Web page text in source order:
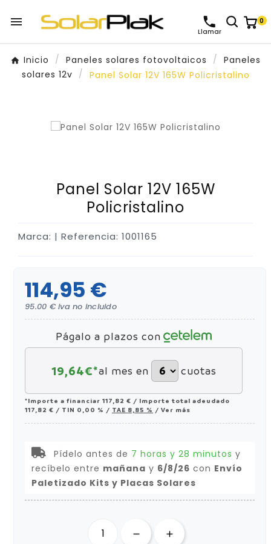

Llamar
0
Inicio Paneles solares fotovoltaicos
Paneles
solares 12v
Panel Solar 12V 165W Policristalino
Panel Solar 12V 165W
Policristalino
Marca: | Referencia: 1001165
114,95 €
95.00 € iva no incluido
Págalo a plazos con
19,64€*al mes en cuotas
*Importe a financiar 117,82 € / Importe total adeudado
117,82 € / TIN 0,00 % / TAE 8,85 % / Ver más
Pídelo antes de 7 horas y 28 minutos y
recíbelo entre mañana y 6/8/26 con Envío
Paletizado Kits y Placas Solares